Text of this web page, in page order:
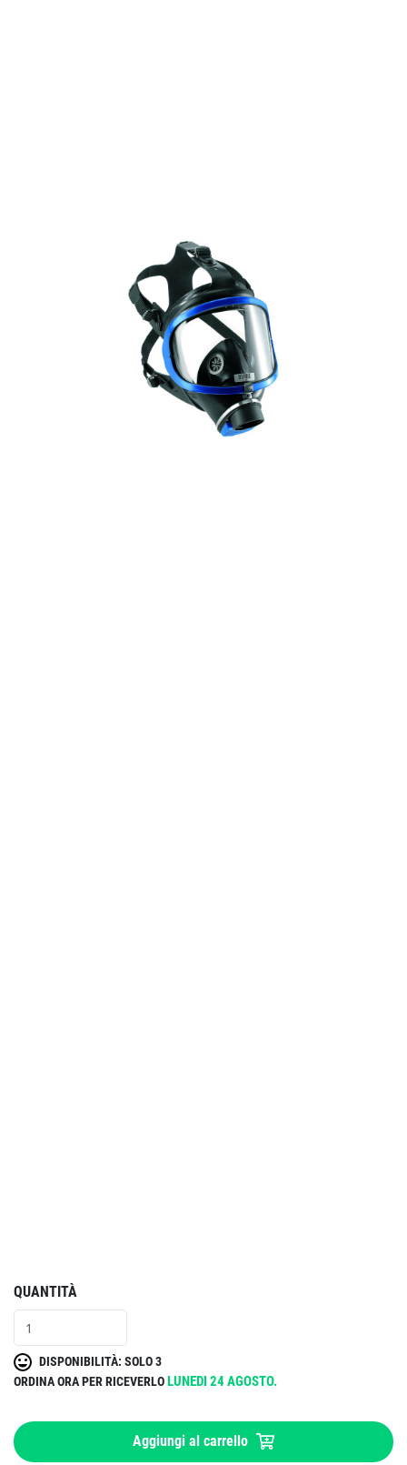
QUANTITÀ
DISPONIBILITÀ: SOLO 3
ORDINA ORA PER RICEVERLOLUNEDI 24 AGOSTO.
Aggiungi al carrello